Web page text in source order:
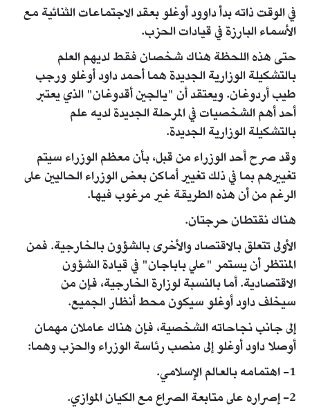
في الوقت ذاته بدأ داوود أوغلو بعقد الاجتماعات الثنائية مع
الأسماء البارزة في قيادات الحزب.
حتى هذه اللحظة هناك شخصان فقط لديهم العلم
بالتشكيلة الوزارية الجديدة هما أحمد داود أوغلو ورجب
طيب أردوغان. ويعتقد أن "يالجين أقدوغان" الذي يعتبر
أحد أهم الشخصيات في المرحلة الجديدة لديه علم
بالتشكيلة الوزارية الجديدة.
وقد صرح أحد الوزراء من قبل، بأن معظم الوزراء سيتم
تغييرهم بما في ذلك تغيير أماكن بعض الوزراء الحاليين على
الرغم من أن هذه الطريقة غير مرغوب فيها.
هناك نقتطان حرجتان.
الأولى تتعلق بالاقتصاد والأخرى بالشؤون بالخارجية. فمن
المنتظر أن يستمر "علي باباجان" في قيادة الشؤون
الاقتصادية. أما بالنسبة لوزارة الخارجية، فإن من
سيخلف داود أوغلو سيكون محط أنظار الجميع.
إلى جانب نجاحاته الشخصية، فإن هناك عاملان مهمان
أوصلا داود أوغلو إلى منصب رئاسة الوزراء والحزب وهما:
1- اهتمامه بالعالم الإسلامي.
2- إصراره على متابعة الصراع مع الكيان الموازي.